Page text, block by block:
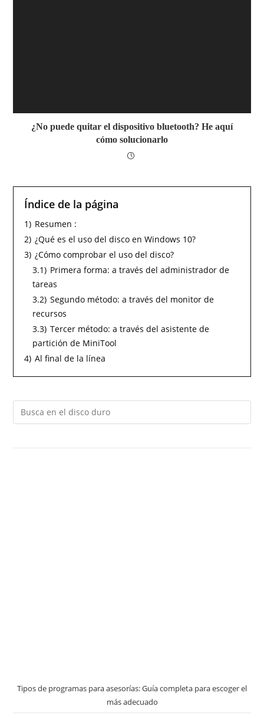
¿No puede quitar el dispositivo bluetooth? He aquí
cómo solucionarlo
Índice de la página
1) Resumen :
2) ¿Qué es el uso del disco en Windows 10?
3) ¿Cómo comprobar el uso del disco?
3.1) Primera forma: a través del administrador de
tareas
3.2) Segundo método: a través del monitor de
recursos
3.3) Tercer método: a través del asistente de
partición de MiniTool
4) Al final de la línea
Tipos de programas para asesorías: Guía completa para escoger el
más adecuado